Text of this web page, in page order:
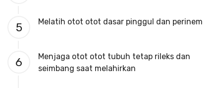
5 Melatih otot otot dasar pinggul dan perinem
6
Menjaga otot otot tubuh tetap rileks dan
seimbang saat melahirkan